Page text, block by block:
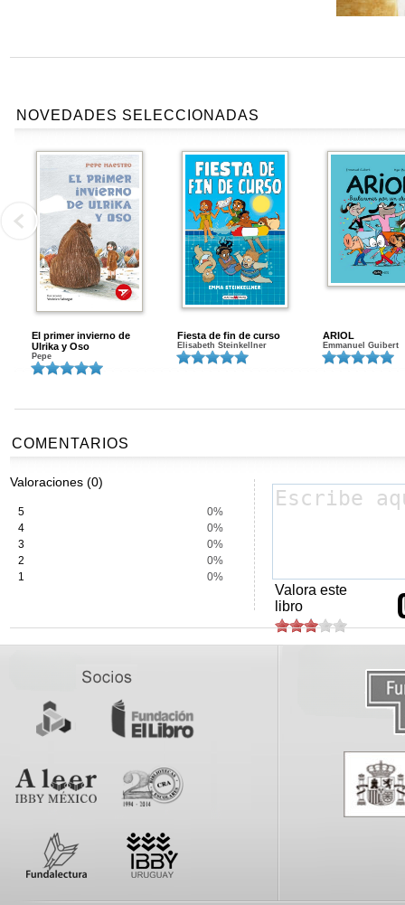
NOVEDADES SELECCIONADAS
El primer invierno de
Ulrika y Oso
Pepe
Fiesta de fin de curso
Elisabeth Steinkellner
ARIOL
Emmanuel Guibert
COMENTARIOS
Valoraciones (0)
5
0%
4
0%
3
0%
2
0%
1
0%
Valora este
libro